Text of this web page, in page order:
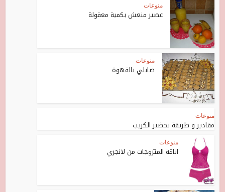
منوعات
عصير منعش بكمية معقولة
منوعات
صابلي بالقهوة
منوعات
مقادير و طريقة تحضير الكريب
منوعات
اناقة المتزوجات من لانجري